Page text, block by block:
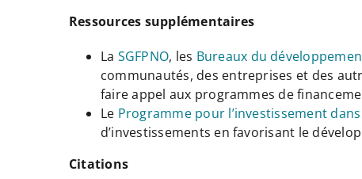
Ressources supplémentaires
La SGFPNO, les Bureaux du
communautés, des entreprises et des
faire appel aux programmes de
Le Programme pour l’investissement
d’investissements en favorisant le
Citations